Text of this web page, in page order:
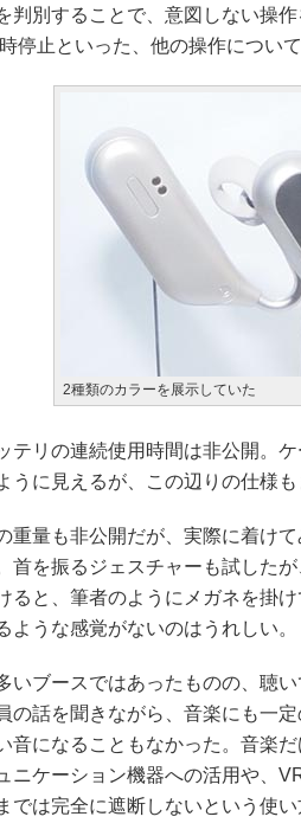
判別することで、意図しない操
停止といった、他の操作につい
2種類のカラーを展示していた
テリの連続使用時間は非公開。
うに見えるが、この辺りの仕様
重量も非公開だが、実際に着け
首を振るジェスチャーも試した
ると、筆者のようにメガネを掛
ような感覚がないのはうれしい。
いブースではあったものの、聴
の話を聞きながら、音楽にも一
音になることもなかった。音楽
ニケーション機器への活用や、
では完全に遮断しないという使い